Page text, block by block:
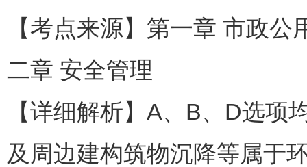
【考点来源】第一章 市政
二章 安全管理
【详细解析】A、B、D选
及周边建构筑物沉降等属于